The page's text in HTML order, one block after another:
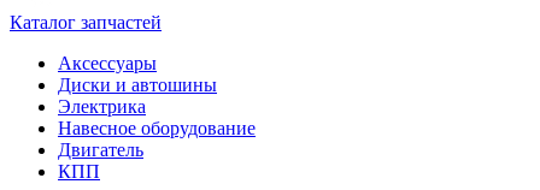
Каталог запчастей
Аксессуары
Диски и автошины
Электрика
Навесное оборудование
Двигатель
КПП